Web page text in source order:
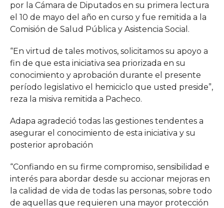
por la Cámara de Diputados en su primera lectura
el 10 de mayo del año en curso y fue remitida a la
Comisión de Salud Pública y Asistencia Social.
“En virtud de tales motivos, solicitamos su apoyo a
fin de que esta iniciativa sea priorizada en su
conocimiento y aprobación durante el presente
período legislativo el hemiciclo que usted preside”,
reza la misiva remitida a Pacheco.
Adapa agradeció todas las gestiones tendentes a
asegurar el conocimiento de esta iniciativa y su
posterior aprobación
“Confiando en su firme compromiso, sensibilidad e
interés para abordar desde su accionar mejoras en
la calidad de vida de todas las personas, sobre todo
de aquellas que requieren una mayor protección